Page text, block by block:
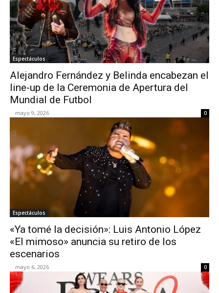
Espectáculos
Alejandro Fernández y Belinda encabezan el
line-up de la Ceremonia de Apertura del
Mundial de Futbol
- mayo 9, 2026 0
Espectáculos
«Ya tomé la decisión»: Luis Antonio López
«El mimoso» anuncia su retiro de los
escenarios
- mayo 6, 2026 0